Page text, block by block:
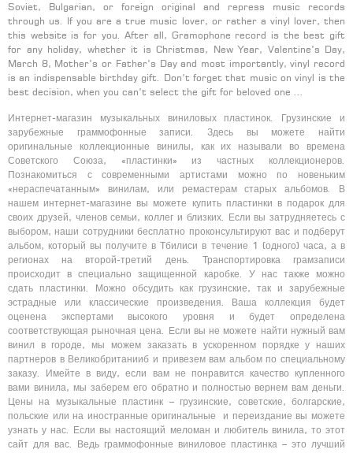
Soviet, Bulgarian, or foreign original and repress music records
through us. If you are a true music lover, or rather a vinyl lover, then
this website is for you. After all, Gramophone record is the best gift
for any holiday, whether it is Christmas, New Year, Valentine’s Day,
March 8, Mother’s or Father’s Day and most importantly, vinyl record
is an indispensable birthday gift. Don’t forget that music on vinyl is the
best decision, when you can’t select the gift for beloved one …
Интернет-магазин музыкальных виниловых пластинок. Грузинские и
зарубежные граммофонные записи. Здесь вы можете найти
оригинальные коллекционные винилы, как их называли во времена
Советского Союза, «пластинки» из частных коллекционеров.
Познакомиться с современными артистами можно по новеньким
«нераспечатанным» винилам, или ремастерам старых альбомов. В
нашем интернет-магазине вы можете купить пластинки в подарок для
своих друзей, членов семьи, коллег и близких. Если вы затрудняетесь с
выбором, наши сотрудники бесплатно проконсультируют вас и подберут
альбом, который вы получите в Тбилиси в течение 1 (одного) часа, а в
регионах на второй-третий день. Транспортировка грамзаписи
происходит в специально защищенной каробке. У нас также можно
сдать пластинки. Можно обсудить как грузинские, так и зарубежные
эстрадные или классические произведения. Ваша коллекция будет
оценена экспертами высокого уровня и будет определена
соответствующая рыночная цена. Если вы не можете найти нужный вам
винил в городе, мы можем заказать в ускоренном порядке у наших
партнеров в Великобританииб и привезем вам альбом по специальному
заказу. Имейте в виду, если вам не понравится качество купленного
вами винила, мы заберем его обратно и полностью вернем вам деньги.
Цены на музыкальные пластинк – грузинские, советские, болгарские,
польские или на иностранные оригинальные и переиздание вы можете
узнать у нас. Если вы настоящий меломан и любитель винила, то этот
сайт для вас. Ведь граммофонные виниловое пластинка – это лучший